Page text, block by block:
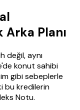
Arka Planı
değil, aynı
konut sahibi
gibi sebeplerle
bu kredilerin
Notu.